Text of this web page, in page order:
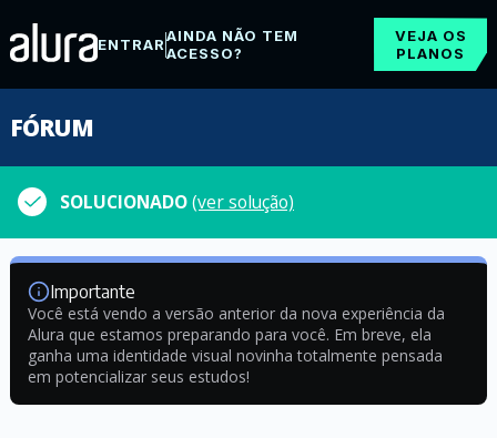
ENTRARAINDA NÃO TEM
ACESSO?
VEJA OS
PLANOS
FÓRUM
SOLUCIONADO(ver solução)
Importante
Você está vendo a versão anterior da nova experiência da
Alura que estamos preparando para você. Em breve, ela
ganha uma identidade visual novinha totalmente pensada
em potencializar seus estudos!